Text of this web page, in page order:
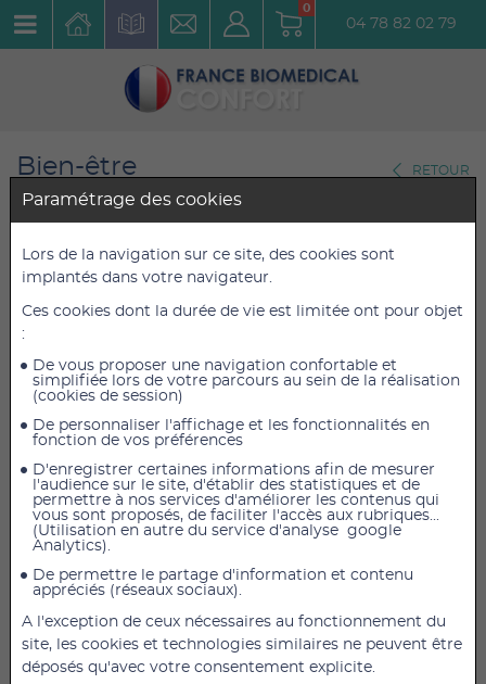
0
04 78 82 02 79
Bien-être
Auto-massage-Fascias
RETOUR
Appareil de massage SISSEL
FIT ROLLER à pied double
Kingsize
89,50 €
74,58 € HT 74,58 €HT
AJOUTER AU PANIER
Soulager vos douleurs grâce à l'appareil de massage
Fit Roller en bois. Idéal pour masser la voûte plantaire.
L'association ingénieuse des techniques naturelles
chinoises et des techniques modernes. Avec son bois
de grande qualité, ce roller ergonomique version +
Paramétrage des cookies
Lors de la navigation sur ce site, des cookies sont
implantés dans votre navigateur.
Ces cookies dont la durée de vie est limitée ont pour objet
:
De vous proposer une navigation confortable et
simplifiée lors de votre parcours au sein de la réalisation
(cookies de session)
De personnaliser l'affichage et les fonctionnalités en
fonction de vos préférences
D'enregistrer certaines informations afin de mesurer
l'audience sur le site, d'établir des statistiques et de
permettre à nos services d'améliorer les contenus qui
vous sont proposés, de faciliter l'accès aux rubriques...
(Utilisation en autre du service d'analyse google
Analytics).
De permettre le partage d'information et contenu
appréciés (réseaux sociaux).
A l'exception de ceux nécessaires au fonctionnement du
site, les cookies et technologies similaires ne peuvent être
déposés qu'avec votre consentement explicite.